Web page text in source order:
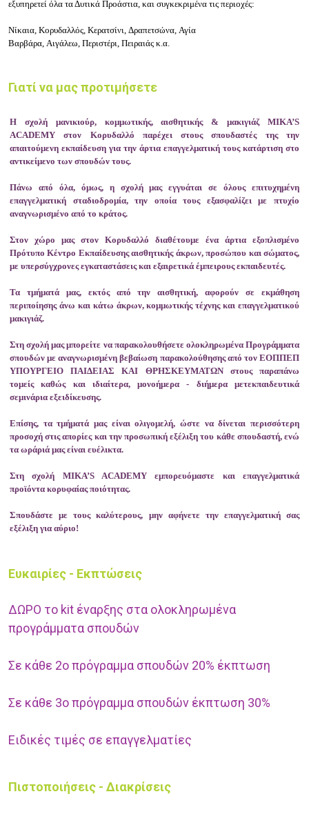
εξυπηρετεί όλα ταΔυτικά Προάστια , και συγκεκριμένα τις περιοχές:
Νίκαια, Κορυδαλλός, Κερατσίνι, Δραπετσώνα, Αγία
Βαρβάρα, Αιγάλεω, Περιστέρι, Πειραιάς κ.α.
Γιατί να μας προτιμήσετε
Η σχολή μανικιούρ, κομμωτικής, αισθητικής & μακιγιάζ MIKA’S
ACADEMY στον Κορυδαλλό παρέχει στους σπουδαστές της την
απαιτούμενη εκπαίδευση για την άρτια επαγγελματική τους κατάρτιση στο
αντικείμενο των σπουδών τους.
Πάνω από όλα, όμως, η σχολή μας εγγυάται σε όλους επιτυχημένη
επαγγελματική σταδιοδρομία, την οποία τους εξασφαλίζει με πτυχίο
αναγνωρισμένο από το κράτος.
Στον χώρο μας στον Κορυδαλλό διαθέτουμε ένα άρτια εξοπλισμένο
Πρότυπο Κέντρο Εκπαίδευσης αισθητικής άκρων, προσώπου και σώματος,
με υπερσύγχρονες εγκαταστάσεις και εξαιρετικά έμπειρους εκπαιδευτές.
Τα τμήματά μας, εκτός από την αισθητική, αφορούν σε εκμάθηση
περιποίησης άνω και κάτω άκρων, κομμωτικής τέχνης και επαγγελματικού
μακιγιάζ.
Στη σχολή μας μπορείτε να παρακολουθήσετε ολοκληρωμένα Προγράμματα
σπουδών με αναγνωρισμένη βεβαίωση παρακολούθησης από τον ΕΟΠΠΕΠ
ΥΠΟΥΡΓΕΙΟ ΠΑΙΔΕΙΑΣ ΚΑΙ ΘΡΗΣΚΕΥΜΑΤΩΝστους παραπάνω
τομείς καθώς και ιδιαίτερα, μονοήμερα - διήμερα μετεκπαιδευτικά
σεμινάρια εξειδίκευσης.
Επίσης, τα τμήματά μας είναι ολιγομελή, ώστε να δίνεται περισσότερη
προσοχή στις απορίες και την προσωπική εξέλιξη του κάθε σπουδαστή, ενώ
τα ωράριά μας είναι ευέλικτα.
Στη σχολή MIKA’S ACADEMY εμπορευόμαστε και επαγγελματικά
προϊόντα κορυφαίας ποιότητας.
Σπουδάστε με τους καλύτερους, μην αφήνετε την επαγγελματική σας
εξέλιξη για αύριο!
Ευκαιρίες - Εκπτώσεις
ΔΩΡΟ το kit έναρξης στα ολοκληρωμένα
προγράμματα σπουδών
Σε κάθε 2ο πρόγραμμα σπουδών 20% έκπτωση
Σε κάθε 3ο πρόγραμμα σπουδών έκπτωση 30%
Ειδικές τιμές σε επαγγελματίες
Πιστοποιήσεις - Διακρίσεις